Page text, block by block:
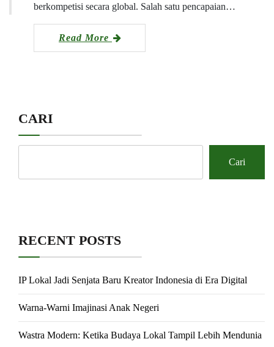
berkompetisi secara global. Salah satu pencapaian…
Read More
CARI
Cari
RECENT POSTS
IP Lokal Jadi Senjata Baru Kreator Indonesia di Era Digital
Warna-Warni Imajinasi Anak Negeri
Wastra Modern: Ketika Budaya Lokal Tampil Lebih Mendunia